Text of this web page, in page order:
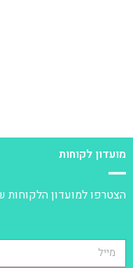
מועדון לקוחות
הצטרפו למועדון הלקוחות